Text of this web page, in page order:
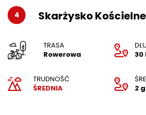
4 Skarżysko
TRASA
Rowerowa
30
TRUDNOŚĆ
ŚREDNIA
2